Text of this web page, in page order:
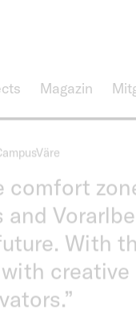
Magazin
comfort
With
creative